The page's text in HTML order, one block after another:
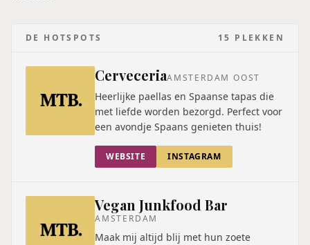
DE HOTSPOTS 15 PLEKKEN
CerveceriaAMSTERDAM OOST
Heerlijke paellas en Spaanse tapas die
met liefde worden bezorgd. Perfect voor
een avondje Spaans genieten thuis!
WEBSITE INSTAGRAM
Vegan Junkfood Bar
AMSTERDAM
Maak mij altijd blij met hun zoete